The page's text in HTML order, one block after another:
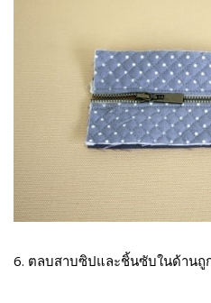
6. ตลบสาบซิปและชิ้นซับในด้านถู